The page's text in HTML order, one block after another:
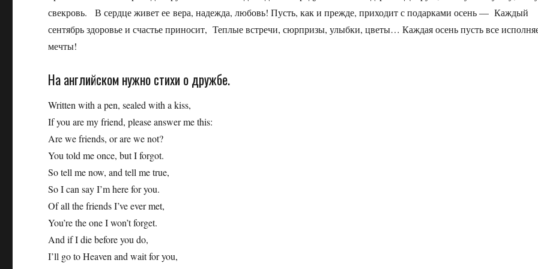
свекровь. В сердце живет ее вера, надежда, любовь! Пусть, как и прежде, приходит с подарками осень — Каждый
сентябрь здоровье и счастье приносит, Теплые встречи, сюрпризы, улыбки, цветы… Каждая осень пусть все
мечты!
На английском нужно стихи о дружбе.
Written with a pen, sealed with a kiss,
If you are my friend, please answer me this:
Are we friends, or are we not?
You told me once, but I forgot.
So tell me now, and tell me true,
So I can say I’m here for you.
Of all the friends I’ve ever met,
You’re the one I won’t forget.
And if I die before you do,
I’ll go to Heaven and wait for you,